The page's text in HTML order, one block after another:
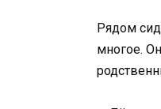
Рядом
многое.